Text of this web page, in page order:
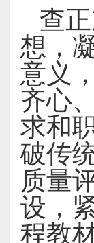
查
想，
意义
齐心
求和
破传
质量
设，
程教